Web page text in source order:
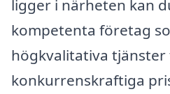
ligger i närheten kan
kompetenta företag
högkvalitativa tjänster
konkurrenskraftiga